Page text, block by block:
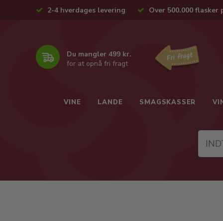
2-4 hverdages levering Over 500.000 flasker
Du mangler 499 kr.
for at opnå fri fragt
VINE LANDE SMAGSKASSER